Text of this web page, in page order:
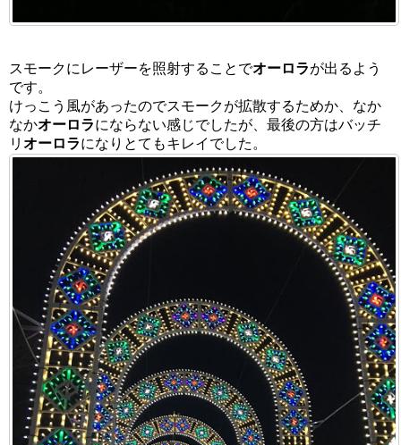
スモークにレーザーを照射することでオーロラが出るよう
です。
けっこう風があったのでスモークが拡散するためか、なか
なかオーロラにならない感じでしたが、最後の方はバッチ
リ オーロラになりとてもキレイでした。